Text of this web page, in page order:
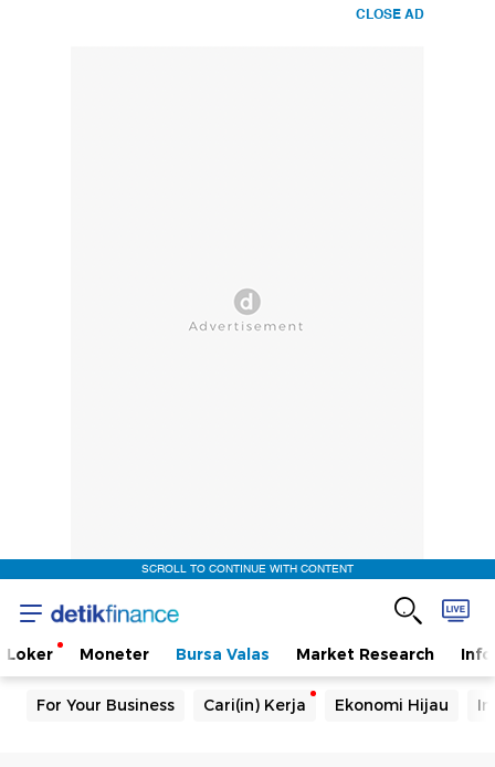
CLOSE AD
SCROLL TO CONTINUE WITH CONTENT
Loker Moneter Bursa Valas Market Research
For Your Business Cari(in) Kerja Ekonomi Hijau